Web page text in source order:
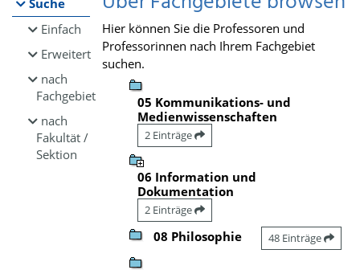
Suche
Einfach
Erweitert
nach
Fachgebiet
nach
Fakultät /
Sektion
Hier können Sie die Professoren und
Professorinnen nach Ihrem Fachgebiet
suchen.
05 Kommunikations- und
Medienwissenschaften
2 Einträge
06 Information und
Dokumentation
2 Einträge
08 Philosophie 48 Einträge